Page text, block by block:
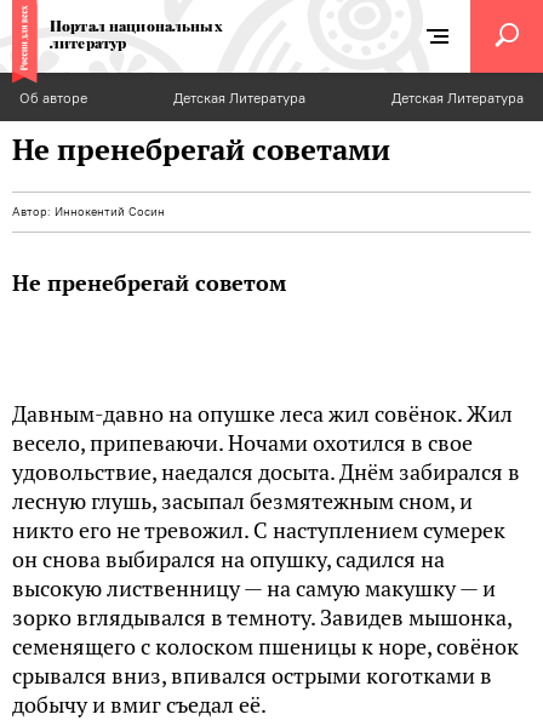
Портал национальных
литератур
Об авторе Детская Литература Детская Литература
Не пренебрегай советами
Автор: Иннокентий Сосин
Не пренебрегай советом
Давным-давно на опушке леса жил совёнок. Жил
весело, припеваючи. Ночами охотился в свое
удовольствие, наедался досыта. Днём забирался в
лесную глушь, засыпал безмятежным сном, и
никто его не тревожил. С наступлением сумерек
он снова выбирался на опушку, садился на
высокую лиственницу — на самую макушку — и
зорко вглядывался в темноту. Завидев мышонка,
семенящего с колоском пшеницы к норе, совёнок
срывался вниз, впивался острыми коготками в
добычу и вмиг съедал её.